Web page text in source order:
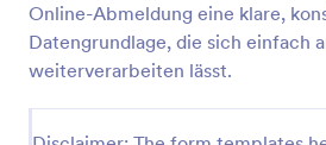
Online-Abmeldung eine klare,
Datengrundlage, die sich einfach
weiterverarbeiten lässt.
Kündigungsformular für
Beschäftigte, um Kündigungen
intern weiterzuleiten und die
Firmeneigentum zu vereinfachen.
Go to Category:
Stornierungsformulare